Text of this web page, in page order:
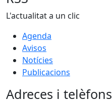
L'actualitat a un clic
Agenda
Avisos
Notícies
Publicacions
Adreces i telèfons